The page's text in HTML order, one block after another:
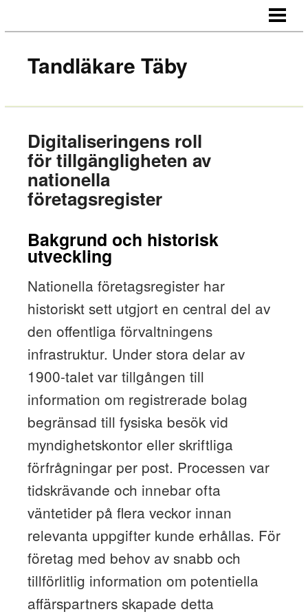
ESTETISK TANDVÅRD
Tandläkare Täby
Digitaliseringens roll
för tillgängligheten av
nationella
företagsregister
Bakgrund och historisk
utveckling
Nationella företagsregister har
historiskt sett utgjort en central del av
den offentliga förvaltningens
infrastruktur. Under stora delar av
1900-talet var tillgången till
information om registrerade bolag
begränsad till fysiska besök vid
myndighetskontor eller skriftliga
förfrågningar per post. Processen var
tidskrävande och innebar ofta
väntetider på flera veckor innan
relevanta uppgifter kunde erhållas. För
företag med behov av snabb och
tillförlitlig information om potentiella
affärspartners skapade detta